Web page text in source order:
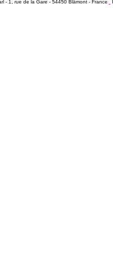
- 1, rue de la Gare - 54450 Blâmont - France